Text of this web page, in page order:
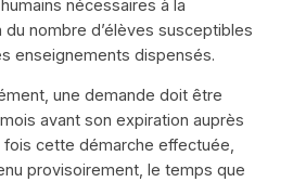
nécessaires à la
nombre d’élèves susceptibles
enseignements dispensés.
une demande doit être
avant son expiration auprès
fois cette démarche effectuée,
provisoirement, le temps que